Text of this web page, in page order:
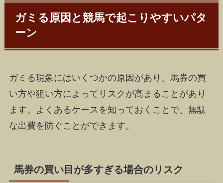
ガミる原因と競馬で起こりやすいパタ
ーン
ガミる現象にはいくつかの原因があり、馬券の買
い方や狙い方によってリスクが高まることがあり
ます。よくあるケースを知っておくことで、無駄
な出費を防ぐことができます。
馬券の買い目が多すぎる場合のリスク